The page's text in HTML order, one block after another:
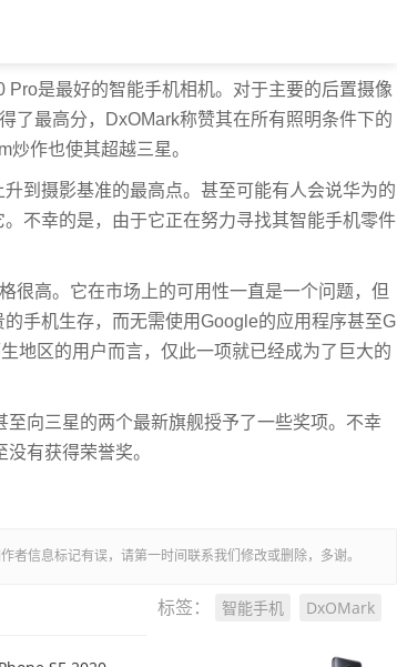
是最好的智能手机相机。对于主要的后置摄像
了最高分，DxOMark称赞其在所有照明条件下的
作也使其超越三星。
到摄影基准的最高点。甚至可能有人会说华为的
不幸的是，由于它正在努力寻找其智能手机零件
很高。它在市场上的可用性一直是一个问题，但
手机生存，而无需使用Google的应用程序甚至G
地区的用户而言，仅此一项就已经成为了巨大的
向三星的两个最新旗舰授予了一些奖项。不幸
有获得荣誉奖。
信息标记有误，请第一时间联系我们修改或删除，多谢。
标签： 智能手机 DxOMark